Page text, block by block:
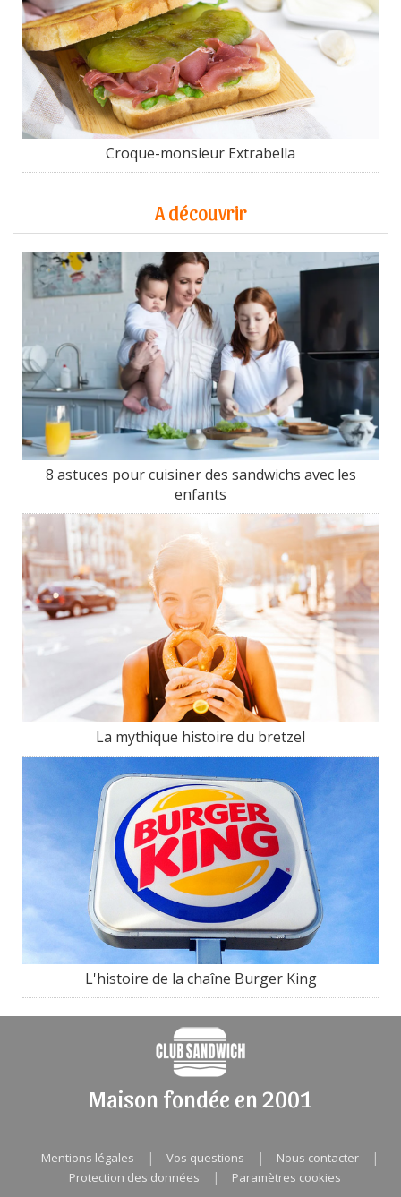
Croque-monsieur Extrabella
A découvrir
8 astuces pour cuisiner des sandwichs avec les
enfants
La mythique histoire du bretzel
L'histoire de la chaîne Burger King
Maison fondée en 2001
Mentions légales | Vos questions | Nous contacter |
Protection des données | Paramètres cookies